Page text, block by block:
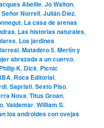
Abeille,Jo Walton,
Norrell,Julián Díez,
, La casa de arenas
, Las historias naturales,
, Los jardines
,Matadero 5,Merlín y
abrazada a un cuervo,
Philip K. Dick, Picnic
, Roca Editorial,
,Sapristi,Sexto Piso,
Nova,Titus Groan,
,Valdemar,William S.
los androides con ovejas